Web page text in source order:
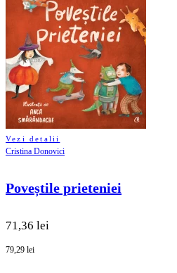
Vezi detalii
Cristina Donovici
Poveștile prieteniei
71,36 lei
79,29 lei